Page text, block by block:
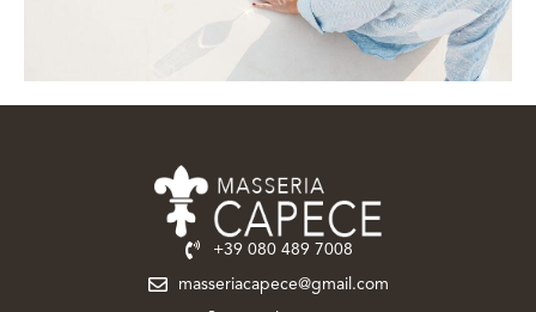
+39 080 489 7008‬
masseriacapece@gmail.com